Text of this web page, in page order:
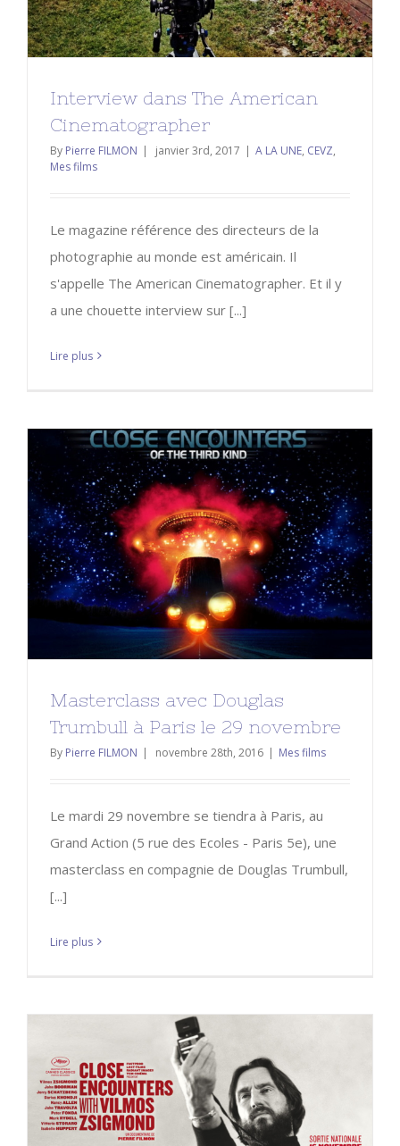
Interview dans The American
Cinematographer
By Pierre FILMON | janvier 3rd, 2017 | A LA UNE, CEVZ,
Mes films
Le magazine référence des directeurs de la
photographie au monde est américain. Il
s'appelle The American Cinematographer. Et il y
a une chouette interview sur [...]
Lire plus
Masterclass avec Douglas Trumbull
à Paris le 29 novembre
Mes films
Masterclass avec Douglas
Trumbull à Paris le 29 novembre
By Pierre FILMON | novembre 28th, 2016 | Mes films
Le mardi 29 novembre se tiendra à Paris, au
Grand Action (5 rue des Ecoles - Paris 5e), une
masterclass en compagnie de Douglas Trumbull,
[...]
Lire plus
CEVZ sort en salle ce mercredi 16